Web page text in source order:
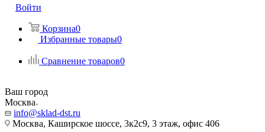
Войти
Корзина0
Избранные товары0
Сравнение товаров0
Ваш город
Москва
info@sklad-dst.ru
Москва, Каширское шоссе, 3к2с9, 3 этаж, офис 406